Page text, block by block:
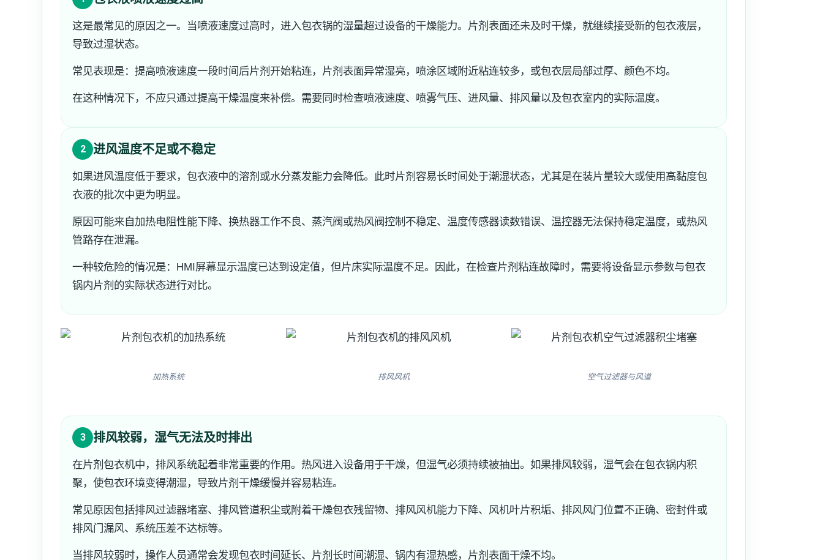
这是最常见的原因之一。当喷液速度过高时，进入包衣锅的湿量超过设备的干燥能力。片剂表面还未及时干燥，就继续接受新的包衣液层，
导致过湿状态。
常见表现是：提高喷液速度一段时间后片剂开始粘连，片剂表面异常湿亮，喷涂区域附近粘连较多，或包衣层局部过厚、颜色不均。
在这种情况下，不应只通过提高干燥温度来补偿。需要同时检查喷液速度、喷雾气压、进风量、排风量以及包衣室内的实际温度。
2 进风温度不足或不稳定
如果进风温度低于要求，包衣液中的溶剂或水分蒸发能力会降低。此时片剂容易长时间处于潮湿状态，尤其是在装片量较大或使用高黏度包
衣液的批次中更为明显。
原因可能来自加热电阻性能下降、换热器工作不良、蒸汽阀或热风阀控制不稳定、温度传感器读数错误、温控器无法保持稳定温度，或热风
管路存在泄漏。
一种较危险的情况是：HMI屏幕显示温度已达到设定值，但片床实际温度不足。因此，在检查片剂粘连故障时，需要将设备显示参数与包衣
锅内片剂的实际状态进行对比。
加热系统 排风风机 空气过滤器与风道
3 排风较弱，湿气无法及时排出
在片剂包衣机中，排风系统起着非常重要的作用。热风进入设备用于干燥，但湿气必须持续被抽出。如果排风较弱，湿气会在包衣锅内积
聚，使包衣环境变得潮湿，导致片剂干燥缓慢并容易粘连。
常见原因包括排风过滤器堵塞、排风管道积尘或附着干燥包衣残留物、排风风机能力下降、风机叶片积垢、排风风门位置不正确、密封件或
排风门漏风、系统压差不达标等。
当排风较弱时，操作人员通常会发现包衣时间延长、片剂长时间潮湿、锅内有湿热感，片剂表面干燥不均。